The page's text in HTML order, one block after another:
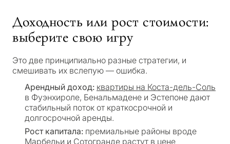
Доходность или рост стоимости:
выберите свою игру
Это две принципиально разные стратегии, и
смешивать их вслепую — ошибка.
Арендный доход: квартиры на Коста-дель-Соль
в Фуэнхироле, Бенальмадене и Эстепоне дают
стабильный поток от краткосрочной и
долгосрочной аренды.
Рост капитала: премиальные районы вроде
Марбельи и Сотогранде растут в цене